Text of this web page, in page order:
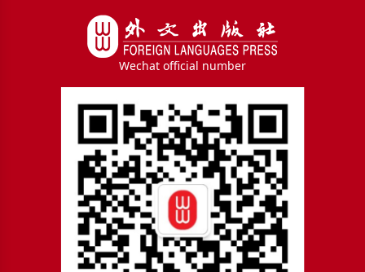
Wechat official number